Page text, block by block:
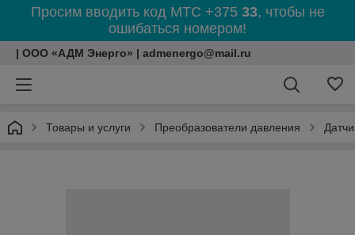
Просим вводить код МТС +375 33, чтобы не
ошибаться номером!
| ООО «АДМ Энерго» | admenergo@mail.ru
Товары и услуги Преобразователи давления